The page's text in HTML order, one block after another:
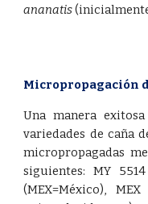
ananatis
Micropropagación
Una manera
variedades de caña
micropropagadas
siguientes: MY
(MEX=México),